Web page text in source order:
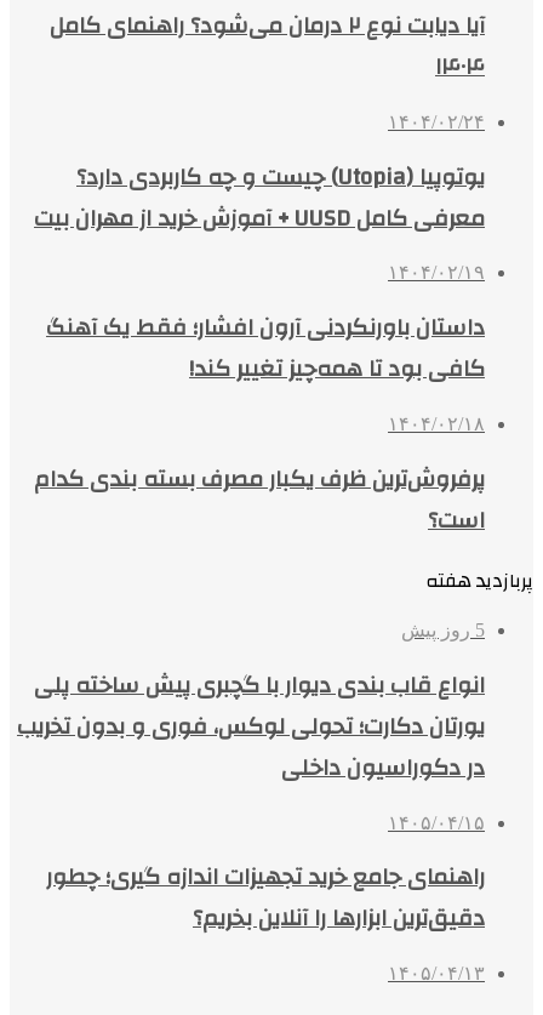
آیا دیابت نوع ۲ درمان می‌شود؟ راهنمای کامل
۱۴۰۴
۱۴۰۴/۰۲/۲۴
یوتوپیا (Utopia) چیست و چه کاربردی دارد؟
معرفی کامل UUSD + آموزش خرید از مهران بیت
۱۴۰۴/۰۲/۱۹
داستان باورنکردنی آرون افشار؛ فقط یک آهنگ
کافی بود تا همه‌چیز تغییر کند!
۱۴۰۴/۰۲/۱۸
پرفروش‌ترین ظرف یکبار مصرف بسته بندی کدام
است؟
پربازدید هفته
5 روز پیش
انواع قاب بندی دیوار با گچبری پیش ساخته پلی
یورتان دکارت؛ تحولی لوکس، فوری و بدون تخریب
در دکوراسیون داخلی
۱۴۰۵/۰۴/۱۵
راهنمای جامع خرید تجهیزات اندازه گیری؛ چطور
دقیق‌ترین ابزارها را آنلاین بخریم؟
۱۴۰۵/۰۴/۱۳